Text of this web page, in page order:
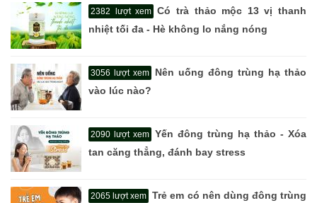
2382 lượt xem Có trà thảo mộc 13 vị thanh
nhiệt tối đa - Hè không lo nắng nóng
3056 lượt xem
Nên uống đông trùng hạ thảo
vào lúc nào?
2090 lượt xem Yến đông trùng hạ thảo - Xóa
tan căng thẳng, đánh bay stress
2065 lượt xem Trẻ em có nên dùng đông trùng